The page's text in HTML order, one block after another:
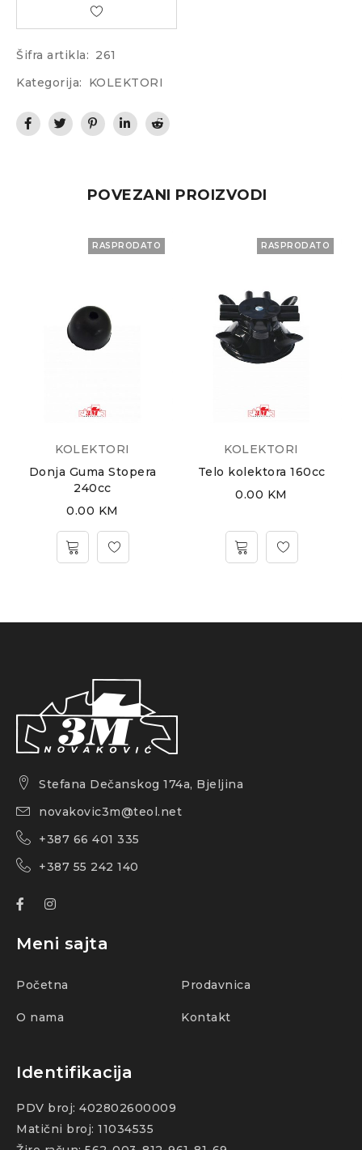
Šifra artikla: 261
Kategorija:
KOLEKTORI
POVEZANI PROIZVODI
RASPRODATO
KOLEKTORI
Donja Guma Stopera
240cc
0.00 KM
RASPRODATO
KOLEKTORI
Telo kolektora 160cc
0.00 KM
Stefana Dečanskog 174a, Bjeljina
novakovic3m@teol.net
+387 66 401 335
+387 55 242 140
Meni sajta
Početna Prodavnica
O nama Kontakt
Identifikacija
PDV broj: 402802600009
Matični broj: 11034535